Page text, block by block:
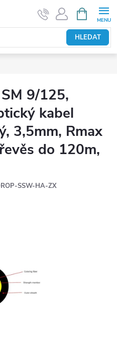
HLEDAT
NÁKUPNÍ
KOŠÍK
9/125,
kabel
3,5mm, Rmax
do 120m,
SSW-HA-ZX